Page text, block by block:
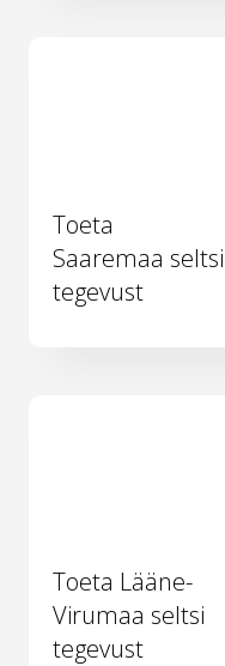
Toeta
Saaremaa seltsi
tegevust
Toeta Lääne-
Virumaa seltsi
tegevust